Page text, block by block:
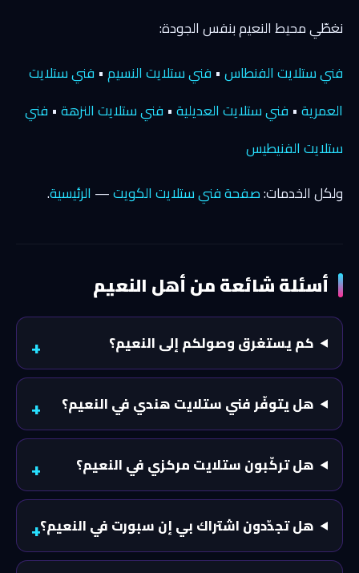
نغطّي محيط النعيم بنفس الجودة:
فني ستلايت الفنطاس• فني ستلايت النسيم• فني ستلايت
العمرية• فني ستلايت العديلية• فني ستلايت النزهة• فني
ستلايت الفنيطيس
ولكل الخدمات:صفحة فني ستلايت الكويت— الرئيسية.
أسئلة شائعة من أهل النعيم
كم يستغرق وصولكم إلى النعيم؟
هل يتوفّر فني ستلايت هندي في النعيم؟
هل تركّبون ستلايت مركزي في النعيم؟
هل تجدّدون اشتراك بي إن سبورت في النعيم؟